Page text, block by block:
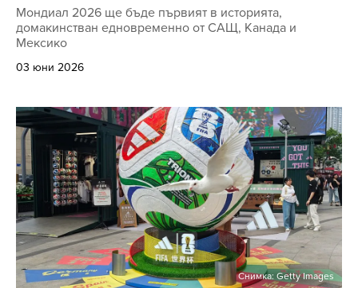
Мондиал 2026 ще бъде първият в историята,
домакинстван едновременно от САЩ, Канада и
Мексико
03 юни 2026
Снимка: Getty Images